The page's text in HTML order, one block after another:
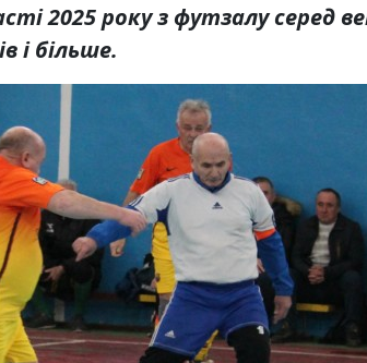
2025 року з футзалу серед
і більше.